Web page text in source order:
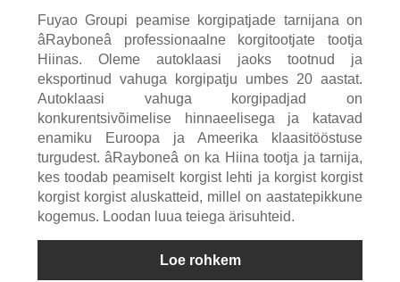
Fuyao Groupi peamise korgipatjade tarnijana on
âRayboneâ professionaalne korgitootjate tootja
Hiinas. Oleme autoklaasi jaoks tootnud ja
eksportinud vahuga korgipatju umbes 20 aastat.
Autoklaasi vahuga korgipadjad on
konkurentsivõimelise hinnaeelisega ja katavad
enamiku Euroopa ja Ameerika klaasitööstuse
turgudest. âRayboneâ on ka Hiina tootja ja tarnija,
kes toodab peamiselt korgist lehti ja korgist korgist
korgist korgist aluskatteid, millel on aastatepikkune
kogemus. Loodan luua teiega ärisuhteid.
Loe rohkem